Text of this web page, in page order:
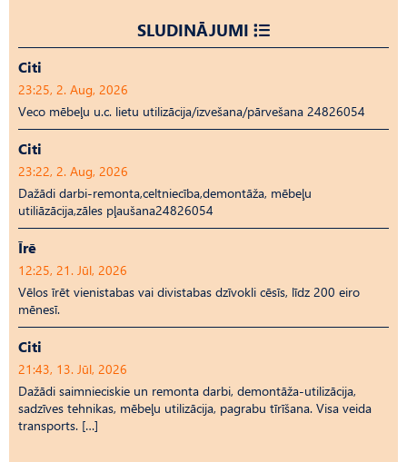
SLUDINĀJUMI
Citi
23:25, 2. Aug, 2026
Veco mēbeļu u.c. lietu utilizācija/izvešana/pārvešana 24826054
Citi
23:22, 2. Aug, 2026
Dažādi darbi-remonta,celtniecība,demontāža, mēbeļu
utiliāzācija,zāles pļaušana24826054
Īrē
12:25, 21. Jūl, 2026
Vēlos īrēt vienistabas vai divistabas dzīvokli cēsīs, līdz 200 eiro
mēnesī.
Citi
21:43, 13. Jūl, 2026
Dažādi saimnieciskie un remonta darbi, demontāža-utilizācija,
sadzīves tehnikas, mēbeļu utilizācija, pagrabu tīrīšana. Visa veida
transports. […]